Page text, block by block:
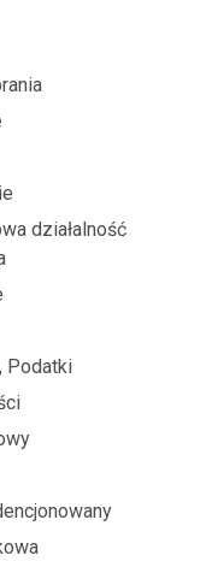
działalność
Podatki